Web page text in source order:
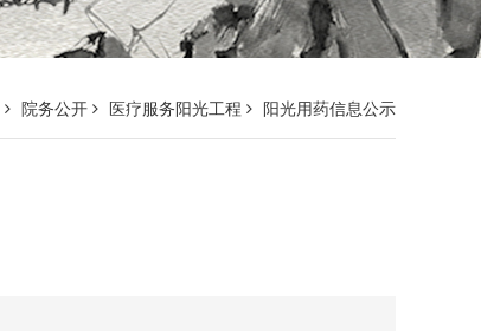
院务公开 医疗服务阳光工程 阳光用药信息公示